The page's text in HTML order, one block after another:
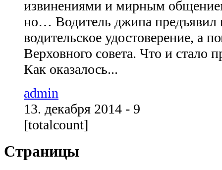
извинениями и мирным
но… Водитель джипа предъявил
водительское удостоверение, а
Верховного совета. Что и стало
Как оказалось...
admin
13. декабря 2014 - 9
[totalcount]
Страницы